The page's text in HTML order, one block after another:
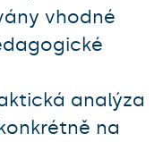
vhodné
analýza
na